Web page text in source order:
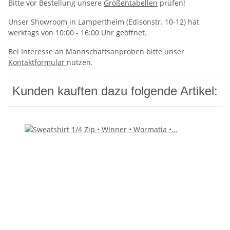
Bitte vor Bestellung unsere Größentabellen prüfen!
Unser Showroom in Lampertheim (Edisonstr. 10-12) hat
werktags von 10:00 - 16:00 Uhr geöffnet.
Bei Interesse an Mannschaftsanproben bitte unser
Kontaktformular nutzen.
Kunden kauften dazu folgende Artikel: